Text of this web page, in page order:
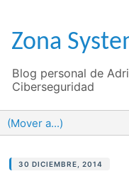
Zona
Blog personal de
Ciberseguridad
30 DICIEMBRE, 2014